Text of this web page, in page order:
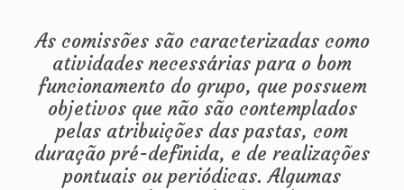
As comissões são caracterizadas como
atividades necessárias para o bom
funcionamento do grupo, que possuem
objetivos que não são contemplados
pelas atribuições das pastas, com
duração pré-definida, e de realizações
pontuais ou periódicas. Algumas